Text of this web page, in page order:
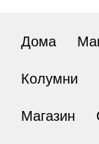
Дома
Колумни
Магазин